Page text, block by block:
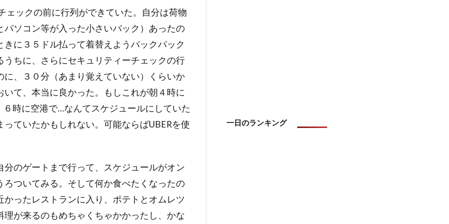
ェックの前に行列ができていた。自分は荷物
ソコン等が入った小さいバック）あったの
に３５ドル払って着替えようバックパック
ちに、さらにセキュリティーチェックの行
、３０分（あまり覚えていない）くらいか
て、本当に良かった。もしこれが朝４時に
時に空港で…なんてスケジュールにしていた
ていたかもしれない。可能ならばUBERを使
のゲートまで行って、スケジュールがオン
ついてみる。そして何か食べたくなったの
ったレストランに入り、ポテトとオムレツ
が来るのもめちゃくちゃかかったし、かな
一日のランキング